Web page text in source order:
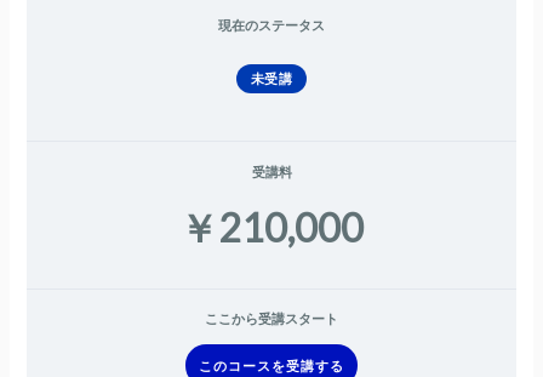
現在のステータス
未受講
受講料
￥210,000
ここから受講スタート
このコースを受講する